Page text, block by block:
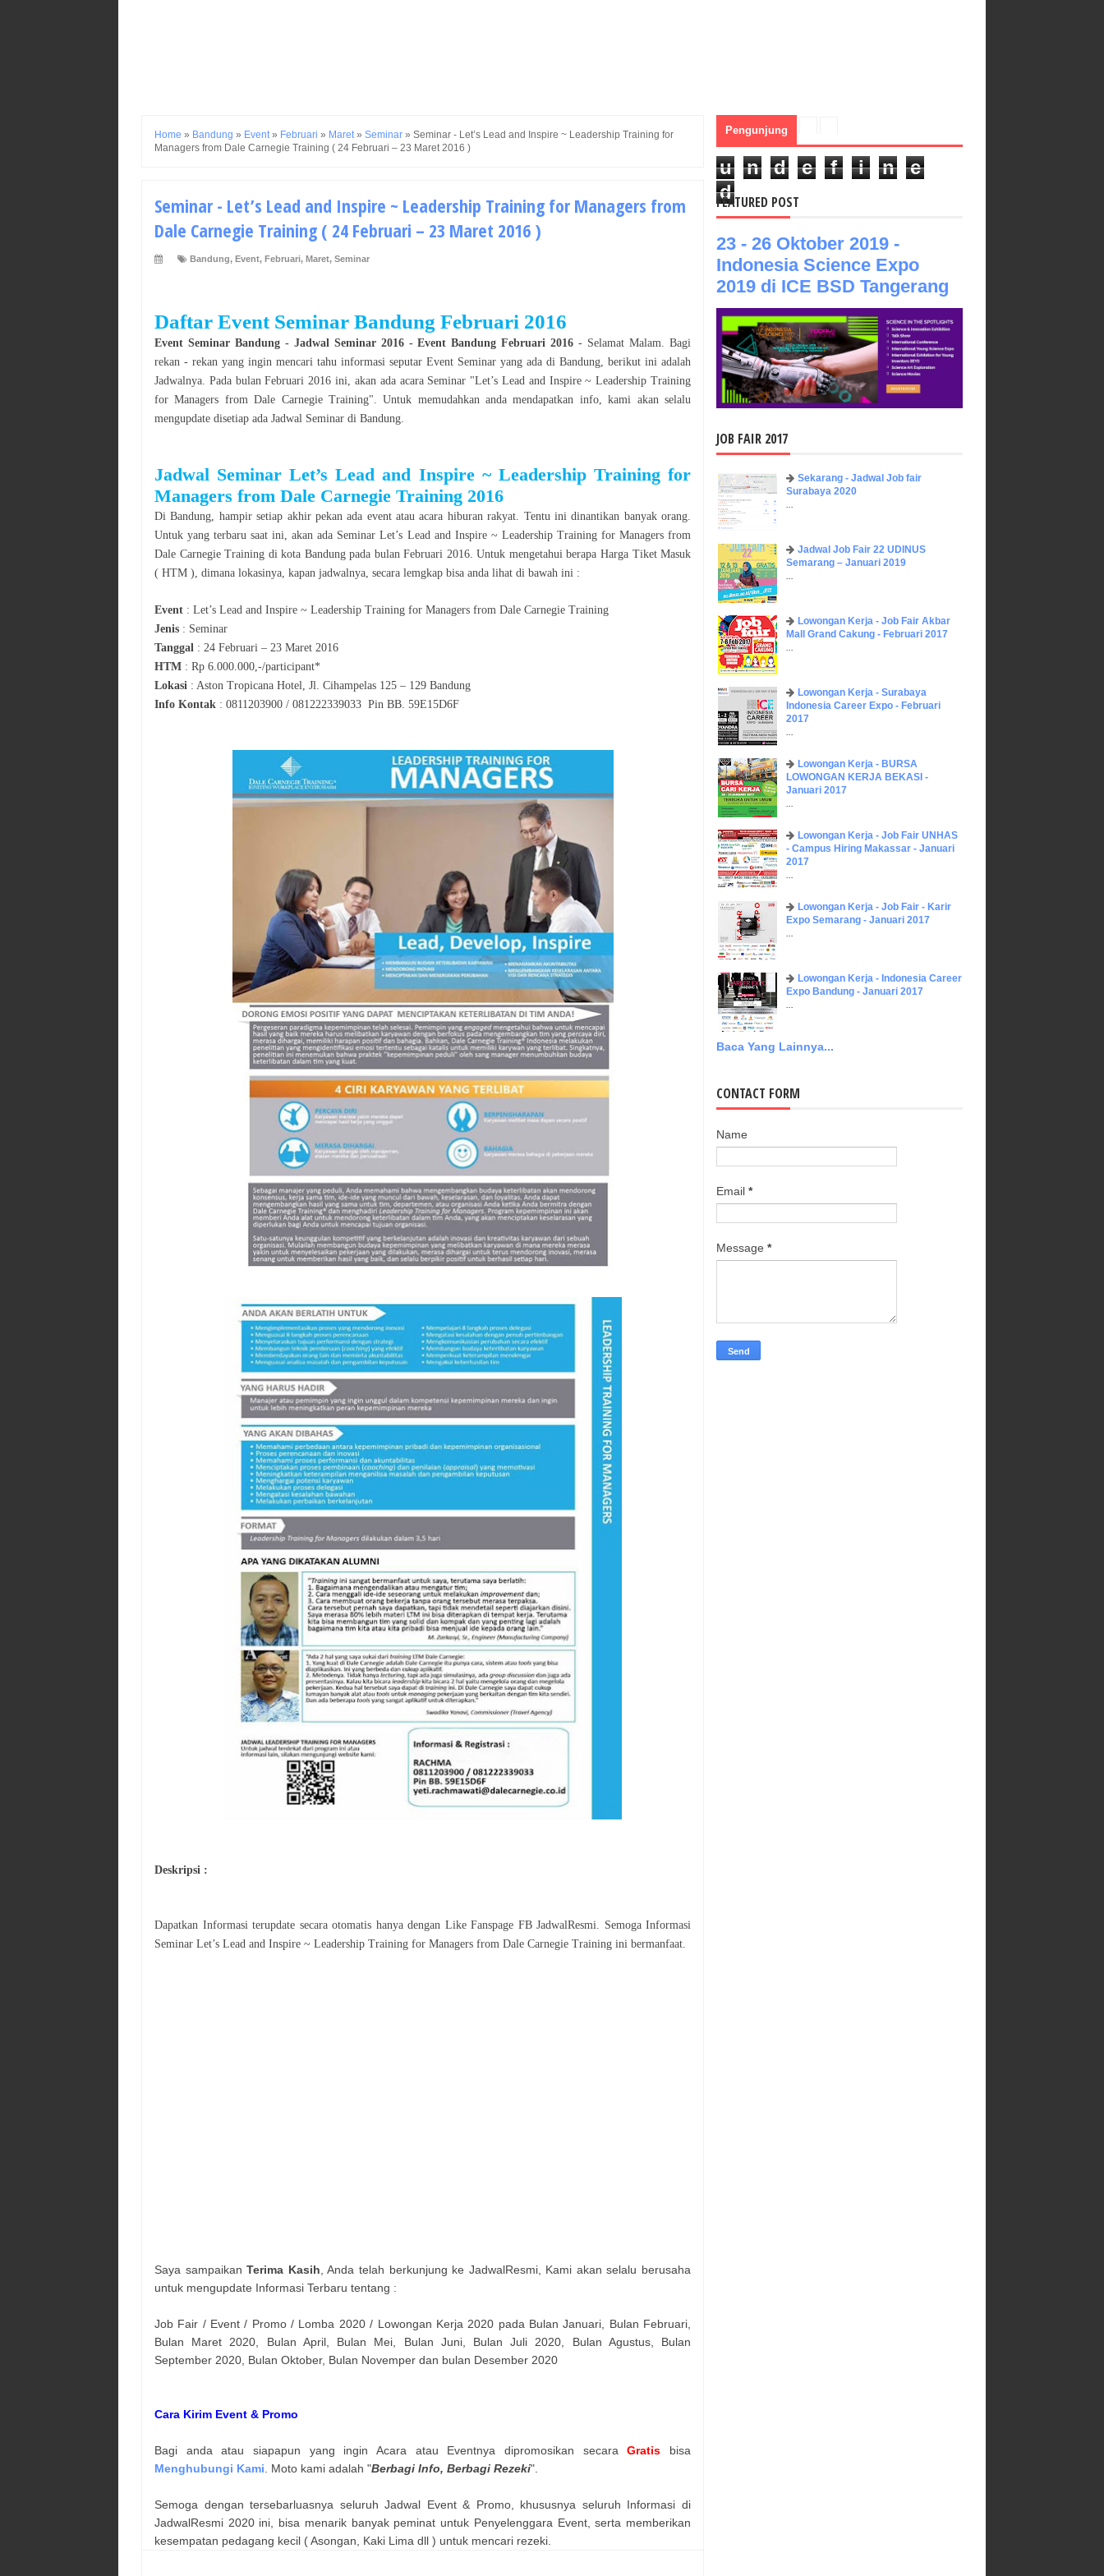
Home » Bandung » Event » Februari » Maret » Seminar » Seminar - Let’s Lead and Inspire ~ Leadership Training for
Managers from Dale Carnegie Training ( 24 Februari – 23 Maret 2016 )
Seminar - Let’s Lead and Inspire ~ Leadership Training for Managers from
Dale Carnegie Training ( 24 Februari – 23 Maret 2016 )
Bandung, Event, Februari, Maret, Seminar
Daftar Event Seminar Bandung Februari 2016
Event Seminar Bandung- Jadwal Seminar 2016- EventBandung Februari 2016 - SelamatMalam . Bagi
rekan - rekan yang ingin mencari tahu informasi seputar Event Seminar yang ada di Bandung , berikut ini adalah
Jadwalnya. Pada bulanFebruari 2016 ini, akan ada acara Seminar "Let’s Lead and Inspire ~ Leadership Training
for Managers from Dale Carnegie Training". Untuk memudahkan anda mendapatkan info, kami akan selalu
mengupdate disetiap ada Jadwal Seminar di Bandung
Jadwal Seminar Let’s Lead and Inspire ~ Leadership Training for
Managers from Dale Carnegie Training 2016
DiBandung , hampir setiap akhir pekan ada event atau acara hiburan rakyat. Tentu ini dinantikan banyak orang.
Untuk yang terbaru saat ini, akan ada Seminar Let’s Lead and Inspire ~ Leadership Training for Managers from
Dale Carnegie Training di kota Bandungpada bulanFebruari 2016. Untuk mengetahui berapa Harga Tiket Masuk
( HTM ), dimana lokasinya, kapan jadwalnya, secara lemgkap bisa anda lihat di bawah ini :
Event : Let’s Lead and Inspire ~ Leadership Training for Managers from Dale Carnegie Training
Jenis : Seminar
Tanggal : 24 Februari – 23 Maret 2016
HTM : Rp 6.000.000,-/participant*
Lokasi : Aston Tropicana Hotel, Jl. Cihampelas 125 – 129 Bandung
Info Kontak : 0811203900 / 081222339033 Pin BB. 59E15D6F
Deskripsi :
Dapatkan Informasi terupdate secara otomatis hanya dengan Like Fanspage FB JadwalResmi. Semoga Informasi
Seminar Let’s Lead and Inspire ~ Leadership Training for Managers from Dale Carnegie Training ini bermanfaat.
Saya sampaikanTerima Kasih, Anda telah berkunjung ke JadwalResmi, Kami akan selalu berusaha
untuk mengupdate Informasi Terbaru tentang :
Job Fair / Event / Promo / Lomba 2020 / Lowongan Kerja 2020 pada Bulan Januari, Bulan Februari,
Bulan Maret 2020, Bulan April, Bulan Mei, Bulan Juni, Bulan Juli 2020, Bulan Agustus, Bulan
September 2020, Bulan Oktober, Bulan Novemper dan bulan Desember 2020
Cara Kirim Event & Promo
Bagi anda atau siapapun yang ingin Acara atau Eventnya dipromosikan secaraGratis bisa
Menghubungi Kami. Moto kami adalah "Berbagi Info, Berbagi Rezeki".
Semoga dengan tersebarluasnya seluruh Jadwal Event & Promo, khususnya seluruh Informasi di
JadwalResmi 2020 ini, bisa menarik banyak peminat untuk Penyelenggara Event, serta memberikan
kesempatan pedagang kecil ( Asongan, Kaki Lima dll ) untuk mencari rezeki.
Pengunjung
u n d e f i n
e
d
FEATURED POST
23 - 26 Oktober 2019 -
Indonesia Science Expo
2019 di ICE BSD Tangerang
JOB FAIR 2017
Sekarang - Jadwal Job fair
Surabaya 2020
...
Jadwal Job Fair 22 UDINUS
Semarang – Januari 2019
...
Lowongan Kerja - Job Fair ​Akbar ​
Mall Grand Cakung - Februari 2017
...
Lowongan Kerja - Surabaya
Indonesia Career Expo - Februari
2017
...
Lowongan Kerja - BURSA
LOWONGAN KERJA BEKASI -
Januari 2017
...
Lowongan Kerja - Job Fair UNHAS
- Campus Hiring Makassar - Januari
2017
...
Lowongan Kerja - Job Fair - Karir
Expo Semarang - Januari 2017
...
Lowongan Kerja - Indonesia Career
Expo Bandung - Januari 2017
...
Baca Yang Lainnya...
CONTACT FORM
Name
Email *
Message *